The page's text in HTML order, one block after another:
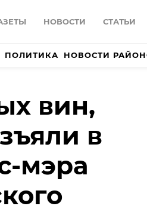
НОВОСТИ СТАТЬИ
ПОЛИТИКА НОВОСТИ
вин,
в
мэра